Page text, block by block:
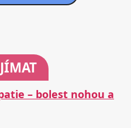
– bolest nohou a